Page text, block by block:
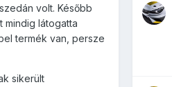
volt. Később
mindig látogatta
termék van, persze
sikerült